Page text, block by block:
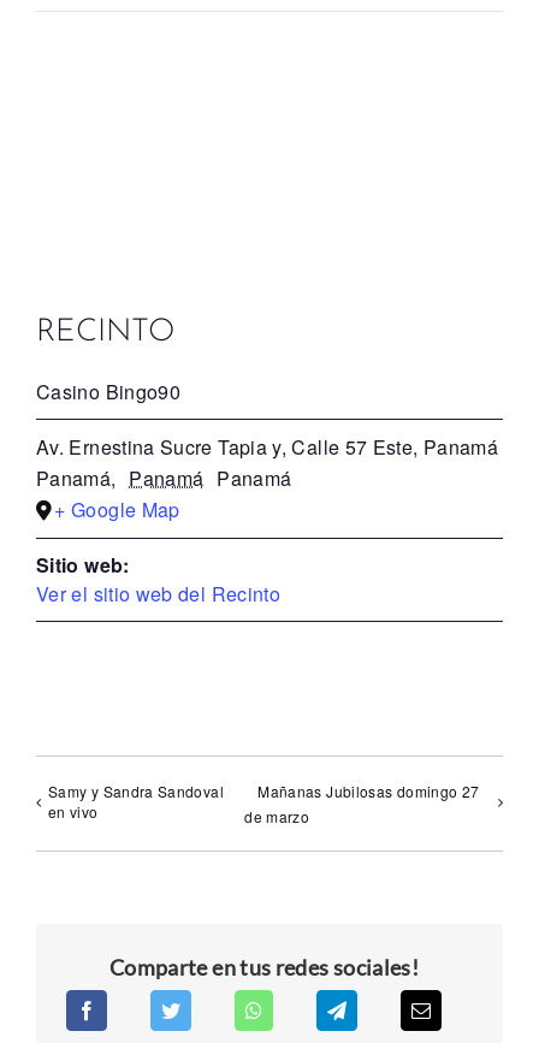
RECINTO
Casino Bingo90
Av. Ernestina Sucre Tapia y, Calle 57 Este, Panamá
Panamá, Panamá Panamá
+ Google Map
Sitio web:
Ver el sitio web del Recinto
Samy y Sandra Sandoval
en vivo
Mañanas Jubilosas domingo 27
de marzo
Comparte en tus redes sociales!